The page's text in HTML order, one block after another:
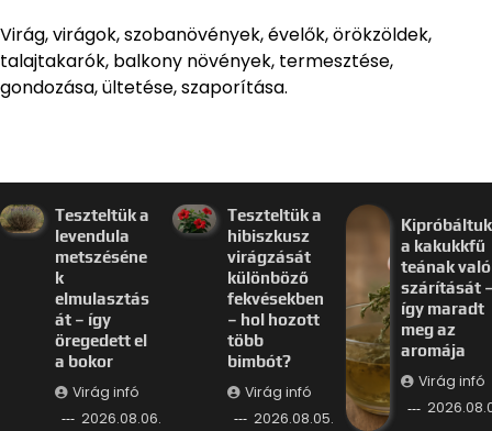
Virág, virágok, szobanövények, évelők, örökzöldek,
talajtakarók, balkony növények, termesztése,
gondozása, ültetése, szaporítása.
Teszteltük a
levendula
metszéséne
k
elmulasztás
át – így
öregedett el
a bokor
Virág infó
2026.08.06.
Teszteltük a
hibiszkusz
virágzását
különböző
fekvésekben
– hol hozott
több
bimbót?
Virág infó
2026.08.05.
Kipróbáltuk
a kakukkfű
teának való
szárítását
így maradt
meg az
aromája
Virág infó